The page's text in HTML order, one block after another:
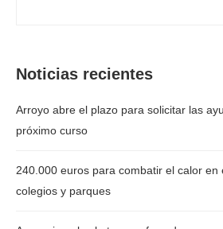
Noticias recientes
Arroyo abre el plazo para solicitar las
próximo curso
240.000 euros para combatir el calor en
colegios y parques